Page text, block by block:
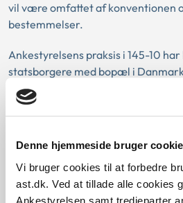
Denne hjemmeside bruger
Vi bruger cookies til at forbedre
ast.dk. Ved at tillade alle cookies
Ankestyrelsen samt tredjeparter
vil være omfattet af konventionen
bestemmelser.
Ankestyrelsens praksis i 145-10
statsborgere med bopæl i
medregnet forsikringsperioder
Jugoslavien ved beregningen af
har ret til ifølge konventionen.
Konventionens artikel 26
145-10 fastslog også, at